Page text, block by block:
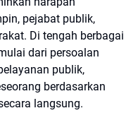
pejabat publik,
Di tengah berbagai
dari persoalan
publik,
berdasarkan
langsung.